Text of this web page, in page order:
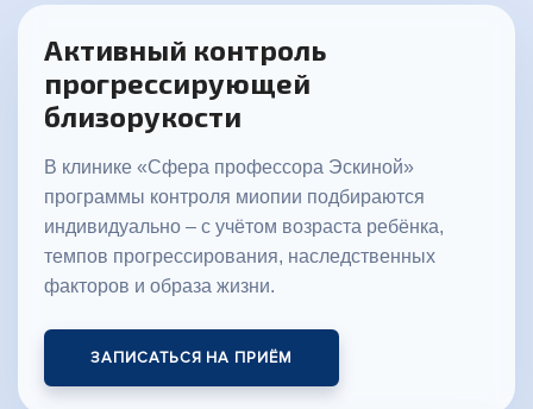
Активный контроль
прогрессирующей
близорукости
В клинике «Сфера профессора Эскиной»
программы контроля миопии подбираются
индивидуально – с учётом возраста ребёнка,
темпов прогрессирования, наследственных
факторов и образа жизни.
ЗАПИСАТЬСЯ НА ПРИЁМ